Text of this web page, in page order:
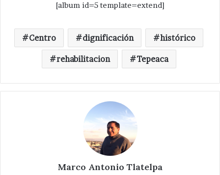
[album id=5 template=extend]
Centro dignificación histórico
rehabilitacion Tepeaca
Marco Antonio Tlatelpa